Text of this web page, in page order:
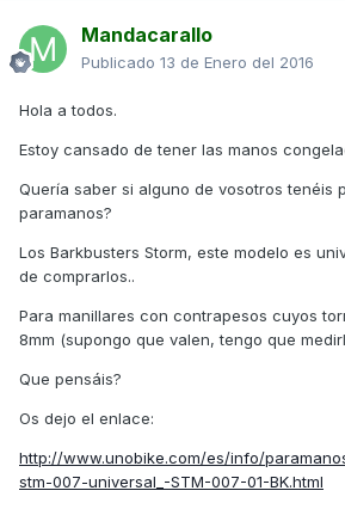
Mandacarallo
Publicado 13 de Enero del 2016
Hola a todos.
Estoy cansado de tener las manos
Quería saber si alguno de vosotros tenéis
paramanos?
Los Barkbusters Storm, este modelo es
de comprarlos..
Para manillares con contrapesos cuyos
8mm (supongo que valen, tengo que
Que pensáis?
Os dejo el enlace:
http://www.unobike.com/es/info/
stm-007-universal_-STM-007-01-BK.html